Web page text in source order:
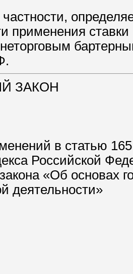
применения
ЗАКОН
в статью
Российской
«Об основах
деятельности»